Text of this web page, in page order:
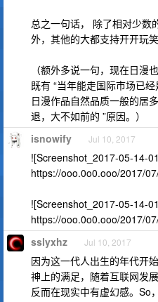
总之一句话， 除了相对少数
外，其他的大都支持开开玩笑
（额外多说一句，现在日漫
既有 “当年能走国际市场已
日漫作品自然品质一般的居
退，大不如前的 ”原因。）
isnowify Jul 10, 2017
![Screenshot_2017-05-14-
https://ooo.0o0.ooo/2017/
![Screenshot_2017-05-14-
https://ooo.0o0.ooo/2017/
sslyxhz Jul 10, 2017
因为这一代人出生的年代开
神上的满足，随着互联网发
反而在现实中有虚幻感。So